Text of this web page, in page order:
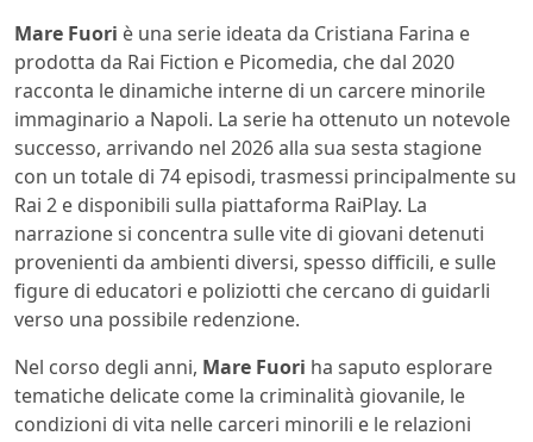
Mare Fuori è una serie ideata da Cristiana Farina e
prodotta da Rai Fiction e Picomedia, che dal 2020
racconta le dinamiche interne di un carcere minorile
immaginario a Napoli. La serie ha ottenuto un notevole
successo, arrivando nel 2026 alla sua sesta stagione
con un totale di 74 episodi, trasmessi principalmente su
Rai 2 e disponibili sulla piattaforma RaiPlay. La
narrazione si concentra sulle vite di giovani detenuti
provenienti da ambienti diversi, spesso difficili, e sulle
figure di educatori e poliziotti che cercano di guidarli
verso una possibile redenzione.
Nel corso degli anni, Mare Fuori ha saputo esplorare
tematiche delicate come la criminalità giovanile, le
condizioni di vita nelle carceri minorili e le relazioni